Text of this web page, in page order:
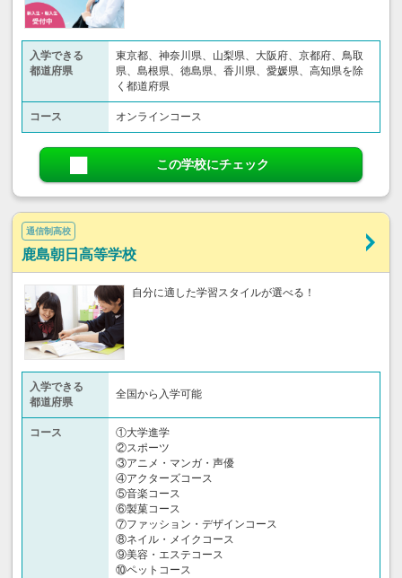
入学できる
都道府県
東京都、神奈川県、山梨県、大阪府、京都府、鳥取
県、島根県、徳島県、香川県、愛媛県、高知県を除
く都道府県
コース オンラインコース
この学校にチェック
通信制高校
鹿島朝日高等学校
自分に適した学習スタイルが選べる！
入学できる
都道府県
全国から入学可能
コース
①大学進学
②スポーツ
③アニメ・マンガ・声優
④アクターズコース
⑤音楽コース
⑥製菓コース
⑦ファッション・デザインコース
⑧ネイル・メイクコース
⑨美容・エステコース
⑩ペットコース